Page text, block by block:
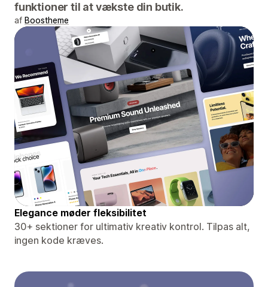
funktioner til at vækste din butik.
af Boostheme
Elegance møder fleksibilitet
30+ sektioner for ultimativ kreativ kontrol. Tilpas alt,
ingen kode kræves.